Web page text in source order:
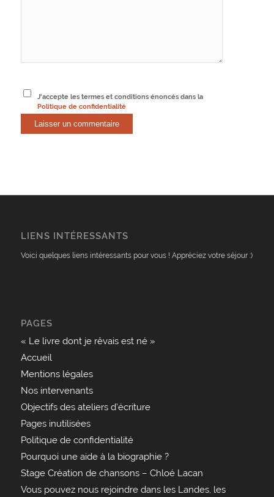
J'accepte les termes et conditions énoncés dans la
Politique de confidentialité
LIENS INTÉRESSANTS
Voici quelques liens intéressants pour vous ! Appréciez votre séjour :)
PAGES
« Le livre dont je rêvais est né »
Accueil
Mentions légales
Nos intervenants
Objectifs des ateliers d’écriture
Pages inutilisées
Politique de confidentialité
Pourquoi une aide à la biographie ?
Stage Création de chansons – Chloé Lacan
Vous pouvez nous rejoindre dans les Landes, les